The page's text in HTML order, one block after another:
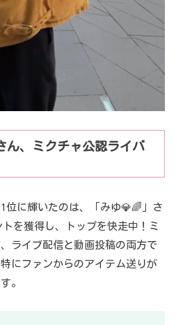
ん、ミクチャ公認ライバ
位に輝いたのは、「みゆ💎🌈」さ
を獲得し、トップを快走中！ミ
ライブ配信と動画投稿の両方で
にファンからのアイテム送りが
。